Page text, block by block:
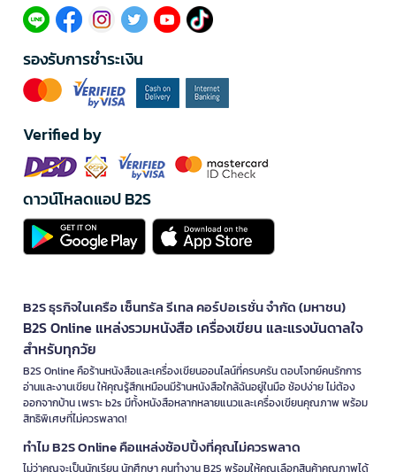
รองรับการชำระเงิน
Verified by
ดาวน์โหลดแอป B2S
B2S ธุรกิจในเครือ เซ็นทรัล รีเทล คอร์ปอเรชั่น จำกัด (มหาชน)
B2S Online แหล่งรวมหนังสือ เครื่องเขียน และแรงบันดาลใจ
สำหรับทุกวัย
B2S Online คือร้านหนังสือและเครื่องเขียนออนไลน์ที่ครบครัน ตอบโจทย์คนรักการ
อ่านและงานเขียน ให้คุณรู้สึกเหมือนมีร้านหนังสือใกล้ฉันอยู่ในมือ ช้อปง่าย ไม่ต้อง
ออกจากบ้าน เพราะ b2s มีทั้งหนังสือหลากหลายแนวและเครื่องเขียนคุณภาพ พร้อม
สิทธิพิเศษที่ไม่ควรพลาด!
ทำไม B2S Online คือแหล่งช้อปปิ้งที่คุณไม่ควรพลาด
ไม่ว่าคุณจะเป็นนักเรียน นักศึกษา คนทำงาน B2S พร้อมให้คุณเลือกสินค้าคุณภาพได้